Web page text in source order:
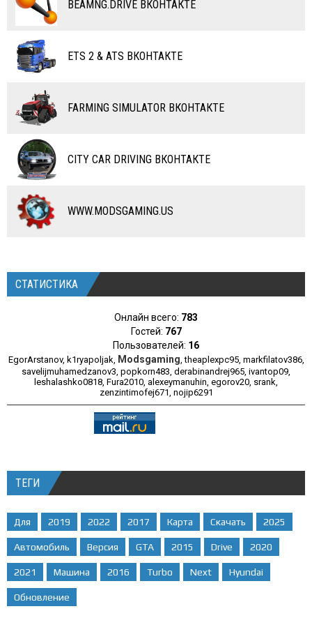
ВОДНЫЙ ТРАНСПОРТ
САМОЛЕТЫ
RC ТРАНСПОРТ
КАРТЫ
ЧИТЫ
ПРОГРАММЫ
РАЗНОЕ
BEAMNG.DRIVE ВКОНТАКТЕ
ETS 2 & ATS ВКОНТАКТЕ
FARMING SIMULATOR ВКОНТАКТЕ
CITY CAR DRIVING ВКОНТАКТЕ
WWW.MODSGAMING.US
СТАТИСТИКА
Онлайн всего: 783
Гостей: 767
Пользователей: 16
EgorArstanov, k1ryapoljak, Modsgaming,theaplexpc95, markfilatov386,
savelijmuhamedzanov3, popkorn483, derabinandrej965, ivantop09,
leshalashko0818, Fura2010, alexeymanuhin, egorov20, srank,
zenzintimofej671, nojip6291
ТЕГИ
Для 2019 2022 2017 Карта Скачать 2025
Автомобиль Версия GTA 2015 Drive 2020
2021 Машина 2016 Turbo Next Hyundai
Обновление